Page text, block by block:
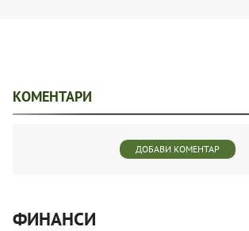
КОМЕНТАРИ
ДОБАВИ КОМЕНТАР
ФИНАНСИ